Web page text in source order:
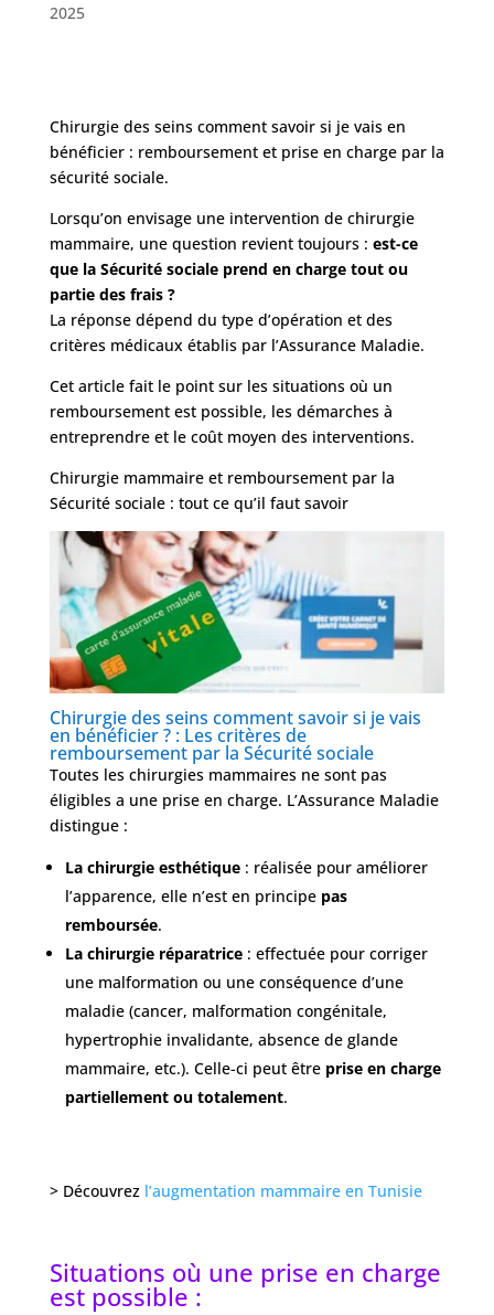
Nos
Obésité
Nos
FAQ
Services
Nos
cliniques
Nos
articles
Avant
/
Après
Devis
Gratuit
2025
Chirurgie des seins comment savoir si je vais en
bénéficier : remboursement et prise en charge par la
sécurité sociale.
Lorsqu’on envisage une intervention de chirurgie
mammaire, une question revient toujours : est-ce
que la Sécurité sociale prend en charge tout ou
partie des frais ?
La réponse dépend du type d’opération et des
critères médicaux établis par l’Assurance Maladie.
Cet article fait le point sur les situations où un
remboursement est possible, les démarches à
entreprendre et le coût moyen des interventions.
Chirurgie mammaire et remboursement par la
Sécurité sociale : tout ce qu’il faut savoir
Chirurgie des seins comment savoir si je vais
en bénéficier ? : Les critères de
remboursement par la Sécurité sociale
Toutes les chirurgies mammaires ne sont pas
éligibles a une prise en charge. L’Assurance Maladie
distingue :
La chirurgie esthétique: réalisée pour améliorer
l’apparence, elle n’est en principe pas
remboursée.
La chirurgie réparatrice: effectuée pour corriger
une malformation ou une conséquence d’une
maladie (cancer, malformation congénitale,
hypertrophie invalidante, absence de glande
mammaire, etc.). Celle-ci peut être prise en charge
partiellement ou totalement.
> Découvrez l’augmentation mammaire en Tunisie
Situations où une prise en charge
est possible :